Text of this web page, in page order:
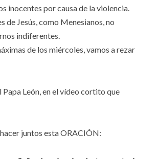
inocentes por causa de la violencia.
de Jesús, como Menesianos, no
indiferentes.
de los miércoles, vamos a rezar
Papa León, en el vídeo cortito que
juntos esta ORACIÓN: